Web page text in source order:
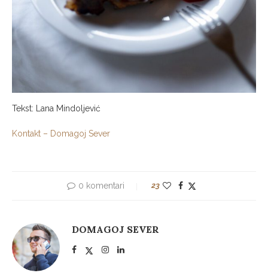
Tekst: Lana Mindoljević
Kontakt – Domagoj Sever
0 komentari 23
DOMAGOJ SEVER